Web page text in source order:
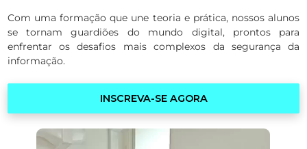
Com uma formação que une teoria e prática, nossos alunos
se tornam guardiões do mundo digital, prontos para
enfrentar os desafios mais complexos da segurança da
informação.
INSCREVA-SE AGORA